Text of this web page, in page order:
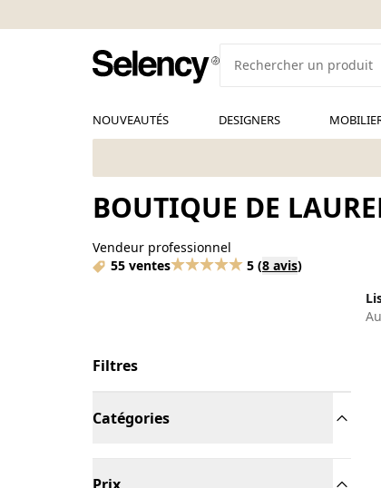
NOUVEAUTÉS DESIGNERS
BOUTIQUE DE
Vendeur professionnel
55 ventes
5 (8 avis)
Filtres
Catégories